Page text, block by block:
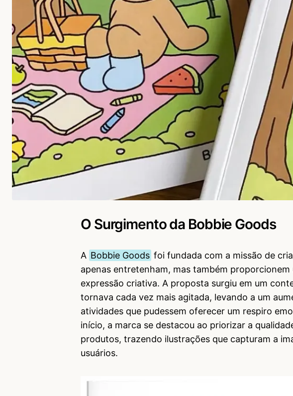
O Surgimento da Bobbie Goods
A Bobbie Goods foi fundada com a missão de
apenas entretenham, mas também
expressão criativa. A proposta surgiu em um
tornava cada vez mais agitada, levando a um
atividades que pudessem oferecer um respiro
início, a marca se destacou ao priorizar a
produtos, trazendo ilustrações que capturam a
usuários.